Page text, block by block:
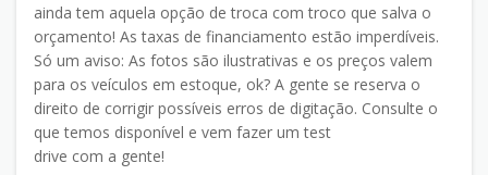
ainda tem aquela opção de troca com troco que salva o
orçamento! As taxas de financiamento estão imperdíveis.
Só um aviso: As fotos são ilustrativas e os preços valem
para os veículos em estoque, ok? A gente se reserva o
direito de corrigir possíveis erros de digitação. Consulte o
que temos disponível e vem fazer um test
drive com a gente!